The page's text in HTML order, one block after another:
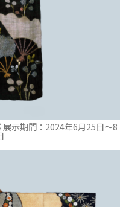
示期間：2024年6月25日～8